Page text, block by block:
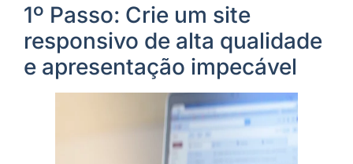
1º Passo: Crie um site
responsivo de alta qualidade
e apresentação impecável